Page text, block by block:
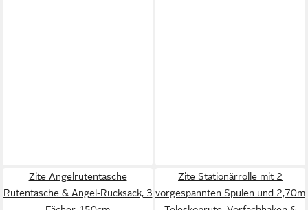
Zite Angelrutentasche
Rutentasche & Angel-Rucksack, 3
Zite Stationärrolle mit 2
vorgespannten Spulen und 2,70m